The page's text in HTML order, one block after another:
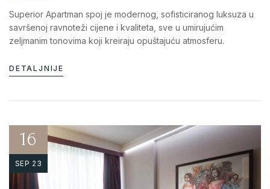
Superior Apartman spoj je modernog, sofisticiranog luksuza u
savršenoj ravnoteži cijene i kvaliteta, sve u umirujućim
zeljmanim tonovima koji kreiraju opuštajuću atmosferu.
DETALJNIJE
16
SEP 23